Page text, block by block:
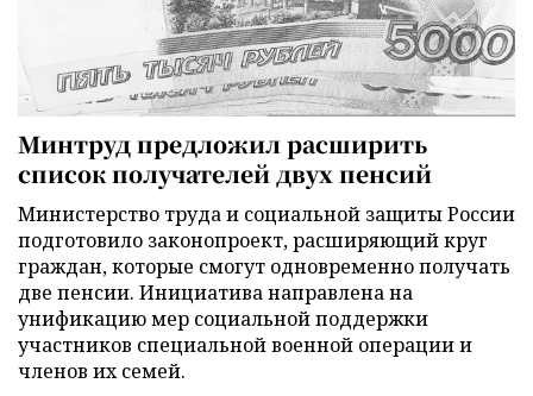
Минтруд предложил расширить
список получателей двух пенсий
Министерство труда и социальной защиты России
подготовило законопроект, расширяющий круг
граждан, которые смогут одновременно получать
две пенсии. Инициатива направлена на
унификацию мер социальной поддержки
участников специальной военной операции и
членов их семей.